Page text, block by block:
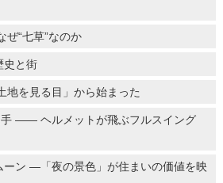
“七草”なのか
史と街
地を見る目」から始まった
手 ―― ヘルメットが飛ぶフルスイング
ーン ―「夜の景色」が住まいの価値を映